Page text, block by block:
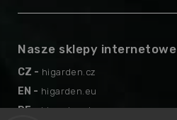
Nasze sklepy internetowe
CZ - higarden.cz
EN - higarden.eu
DE - higarden.de